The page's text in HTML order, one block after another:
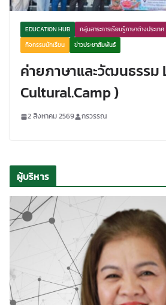
EDUCATION HUB กลุ่มสาระการเรียนรู้ภาษาต่างประเทศ
กิจกรรมนักเรียน
ข่าวประชาสัมพันธ์
ค่ายภาษาและวัฒนธรรม
Cultural.Camp )
2 สิงหาคม 2569 กรวรรณ
ผู้บริหาร